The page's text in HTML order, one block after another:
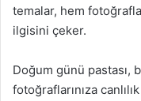
temalar, hem
ilgisini çeker.
Doğum günü pastası,
fotoğraflarınıza